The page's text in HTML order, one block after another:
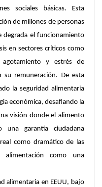
sociales básicas. Esta
de millones de personas
degrada el funcionamiento
en sectores críticos como
y estrés de
remuneración. De esta
la seguridad alimentaria
económica, desafiando la
visión donde el alimento
garantía ciudadana
como dramático de las
alimentación como una
alimentaria en EEUU, bajo